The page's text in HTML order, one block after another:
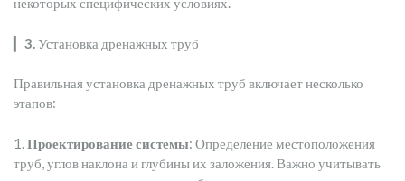
3.Установка дренажных труб
Правильная установка дренажных труб включает несколько
этапов:
1.Проектирование системы: Определение местоположения
труб, углов наклона и глубины их заложения. Важно учитывать